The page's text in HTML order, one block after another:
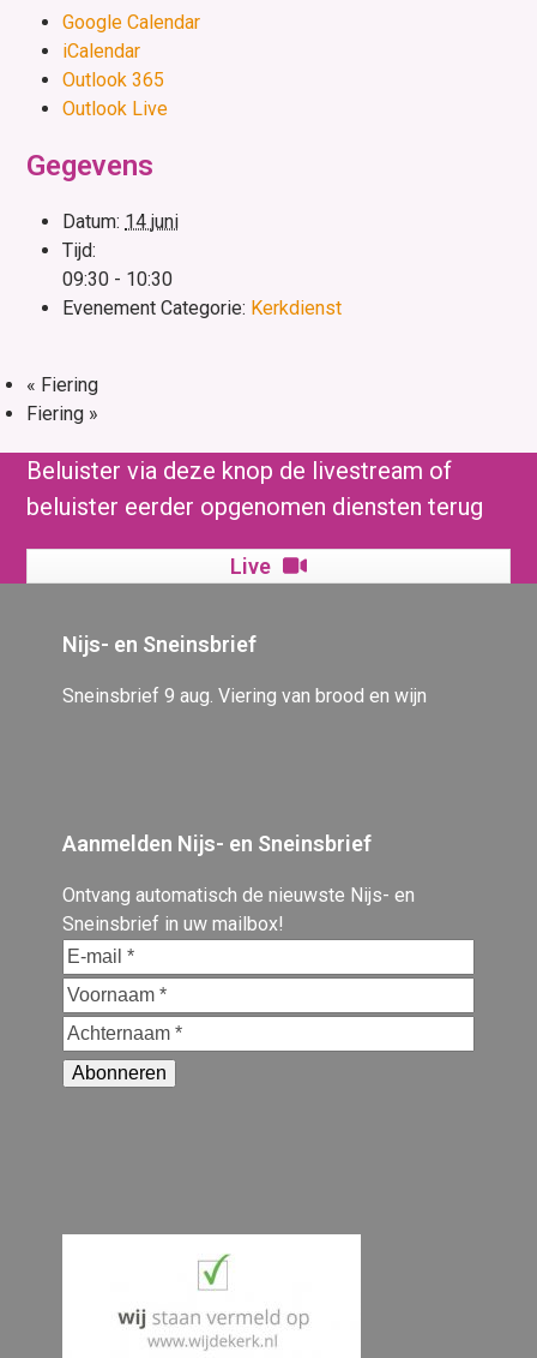
Google Calendar
iCalendar
Outlook 365
Outlook Live
Gegevens
Datum: 14 juni
Tijd:
09:30 - 10:30
Evenement Categorie: Kerkdienst
« Fiering
Fiering »
Beluister via deze knop de livestream of
beluister eerder opgenomen diensten terug
Live
Nijs- en Sneinsbrief
Sneinsbrief 9 aug. Viering van brood en wijn
Aanmelden Nijs- en Sneinsbrief
Ontvang automatisch de nieuwste Nijs- en
Sneinsbrief in uw mailbox!